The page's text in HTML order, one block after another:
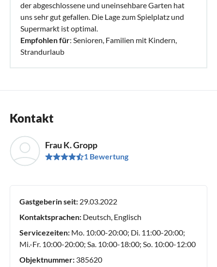
der abgeschlossene und uneinsehbare Garten hat
uns sehr gut gefallen. Die Lage zum Spielplatz und
Supermarkt ist optimal.
Empfohlen für: Senioren, Familien mit Kindern,
Strandurlaub
Kontakt
Frau K. Gropp
1 Bewertung
Gastgeberin seit: 29.03.2022
Kontaktsprachen: Deutsch, Englisch
Servicezeiten: Mo. 10:00-20:00; Di. 11:00-20:00;
Mi.-Fr. 10:00-20:00; Sa. 10:00-18:00; So. 10:00-12:00
Objektnummer: 385620